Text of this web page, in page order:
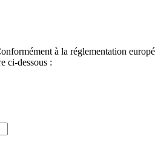
à la réglementation
ci-dessous :